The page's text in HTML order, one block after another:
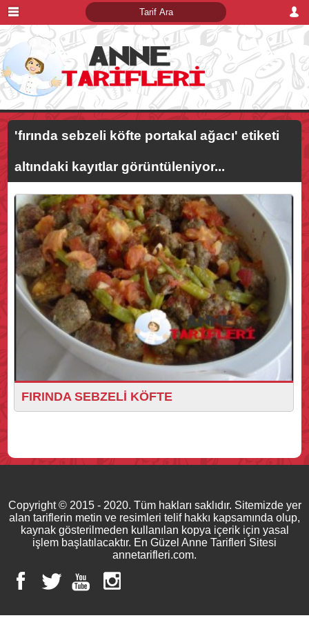
'fırında sebzeli köfte portakal ağacı' etiketi
altındaki kayıtlar görüntüleniyor...
FIRINDA SEBZELİ KÖFTE
Copyright © 2015 - 2020. Tüm hakları saklıdır. Sitemizde yer
alan tariflerin metin ve resimleri telif hakkı kapsamında olup,
kaynak gösterilmeden kullanılan kopya içerik için yasal
işlem başlatılacaktır. En Güzel Anne Tarifleri Sitesi
annetarifleri.com.